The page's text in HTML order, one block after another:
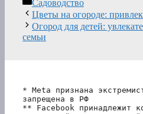
Садоводство
Цветы на огороде:
Огород для детей:
семьи
* Meta признана
запрещена в РФ
** Facebook принадлежит